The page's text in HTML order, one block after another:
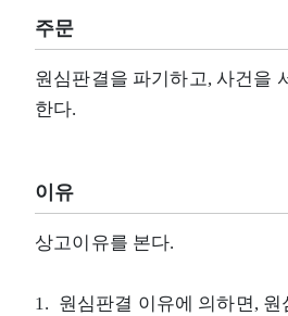
주문
원심판결을 파기하고, 사건을
한다.
이유
상고이유를 본다.
1. 원심판결 이유에 의하면, 원